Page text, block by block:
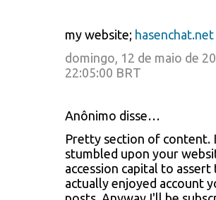
my website; hasenchat.net
domingo, 12 de maio de
22:05:00 BRT
Anônimo disse…
Pretty section of content.
stumbled upon your
accession capital to
actually enjoyed account